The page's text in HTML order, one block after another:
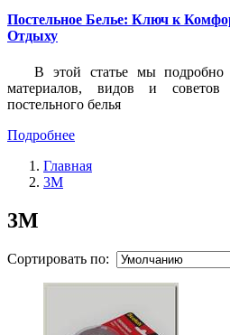
Постельное Белье: Ключ к
Отдыху
В этой статье мы подробно
материалов, видов и
постельного белья
Подробнее
Главная
3M
3M
Сортировать по: